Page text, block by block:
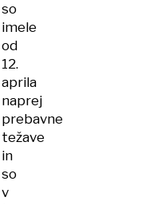
več
so
imele
od
12.
aprila
naprej
prebavne
težave
in
so
v